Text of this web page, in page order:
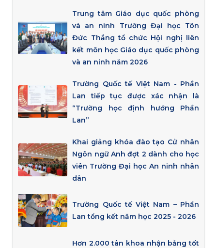
Trung tâm Giáo dục quốc phòng
và an ninh Trường Đại học Tôn
Đức Thắng tổ chức Hội nghị liên
kết môn học Giáo dục quốc phòng
và an ninh năm 2026
Trường Quốc tế Việt Nam - Phần
Lan tiếp tục được xác nhận là
“Trường học định hướng Phần
Lan”
Khai giảng khóa đào tạo Cử nhân
Ngôn ngữ Anh đợt 2 dành cho học
viên Trường Đại học An ninh nhân
dân
Trường Quốc tế Việt Nam – Phần
Lan tổng kết năm học 2025 - 2026
Hơn 2.000 tân khoa nhận bằng tốt